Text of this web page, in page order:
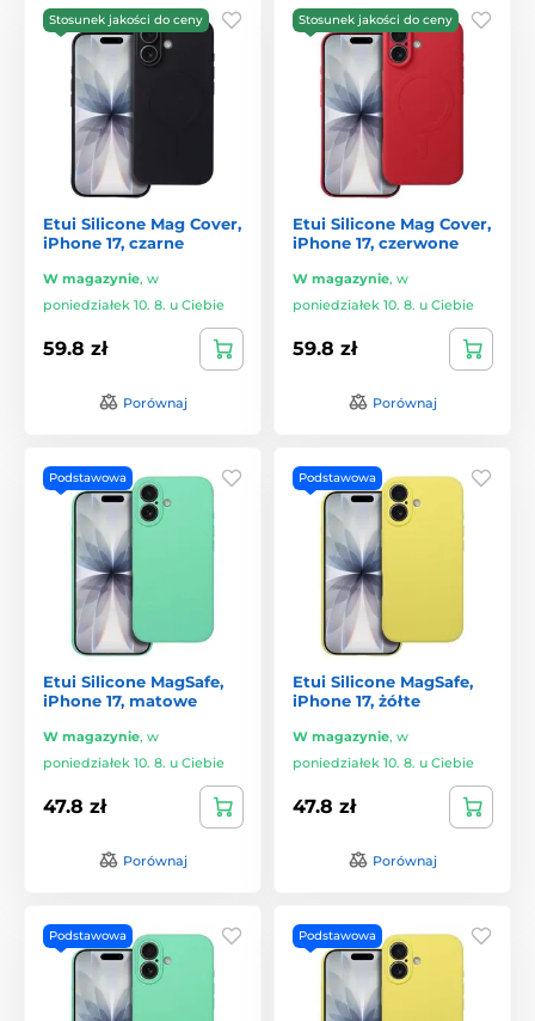
Stosunek jakości do ceny
Etui Silicone Mag Cover,
iPhone 17, czarne
W magazynie, w
poniedziałek 10. 8. u Ciebie
59.8 zł
Porównaj
Stosunek jakości do ceny
Etui Silicone Mag Cover,
iPhone 17, czerwone
W magazynie, w
poniedziałek 10. 8. u Ciebie
59.8 zł
Porównaj
Podstawowa
Etui Silicone MagSafe,
iPhone 17, matowe
W magazynie, w
poniedziałek 10. 8. u Ciebie
47.8 zł
Porównaj
Podstawowa
Etui Silicone MagSafe,
iPhone 17, żółte
W magazynie, w
poniedziałek 10. 8. u Ciebie
47.8 zł
Porównaj
Podstawowa Podstawowa